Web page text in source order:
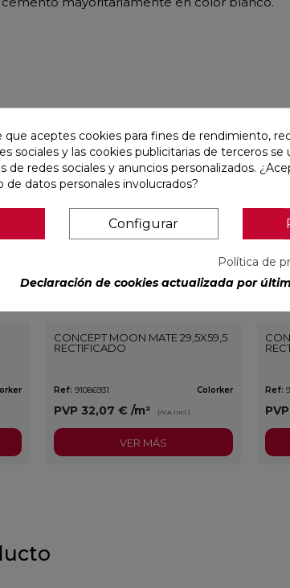
favorite
CONCEPT MOON MATE 29,5X59,5
RECTIFICADO
Ref: 91086931 Colorker
PVP 32,07 € /m² (IVA incl.)
favorite
VER MÁS
Ref:
PVP
aceptes cookies para fines de rendimiento,
sociales y las cookies publicitarias de terceros se
de redes sociales y anuncios personalizados.
datos personales involucrados?
Configurar
Política de
Declaración de cookies actualizada por